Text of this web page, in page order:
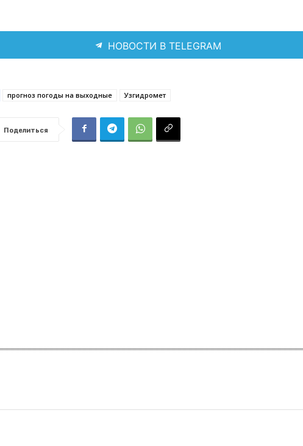
НОВОСТИ В TELEGRAM
прогноз погоды на выходные Узгидромет
Поделиться